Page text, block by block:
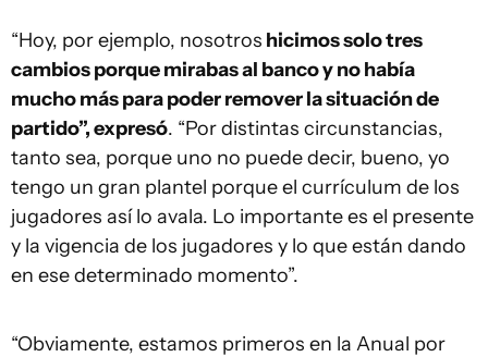
“Hoy, por ejemplo, nosotros hicimos solo tres
cambios porque mirabas al banco y no había
mucho más para poder remover la situación de
partido”, expresó. “Por distintas circunstancias,
tanto sea, porque uno no puede decir, bueno, yo
tengo un gran plantel porque el currículum de los
jugadores así lo avala. Lo importante es el presente
y la vigencia de los jugadores y lo que están dando
en ese determinado momento”.
“Obviamente, estamos primeros en la Anual por